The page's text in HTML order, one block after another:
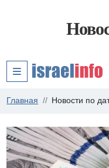
Главная Новости по